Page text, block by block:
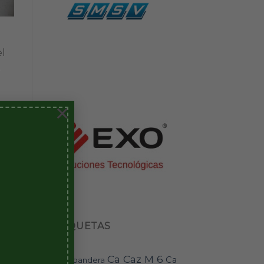
×
ETIQUETAS
BAI-11 bandera Ca Caz M 6 Ca